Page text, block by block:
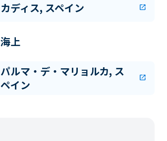
カディス, スペイン open_in_new
海上
パルマ・デ・マリョルカ, ス
ペイン
open_in_new